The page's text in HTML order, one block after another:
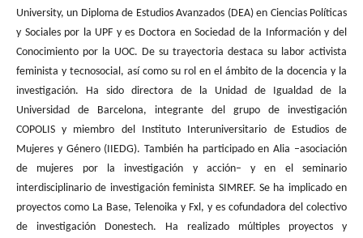
University, un Diploma de Estudios Avanzados (DEA) en Ciencias Políticas
y Sociales por la UPF y es Doctora en Sociedad de la Información y del
Conocimiento por la UOC. De su trayectoria destaca su labor activista
feminista y tecnosocial, así como su rol en el ámbito de la docencia y la
investigación. Ha sido directora de la Unidad de Igualdad de la
Universidad de Barcelona, ​​integrante del grupo de investigación
COPOLIS y miembro del Instituto Interuniversitario de Estudios de
Mujeres y Género (IIEDG). También ha participado en Alia –asociación
de mujeres por la investigación y acción– y en el seminario
interdisciplinario de investigación feminista SIMREF. Se ha implicado en
proyectos como La Base, Telenoika y Fxl, y es cofundadora del colectivo
de investigación Donestech. Ha realizado múltiples proyectos y